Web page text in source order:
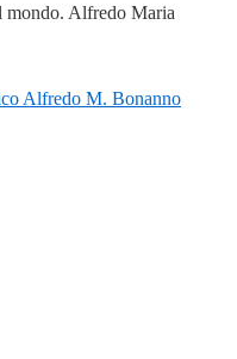
mondo. Alfredo Maria
Alfredo M. Bonanno